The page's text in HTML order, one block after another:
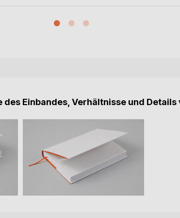
Einbandes, Verhältnisse und